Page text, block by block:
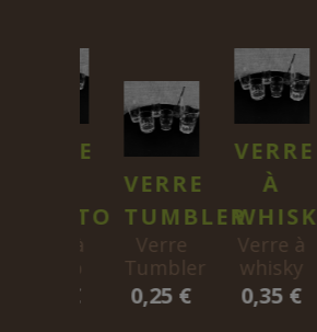
VERRE
TUMBLER
Verre
Tumbler
0,25 €
VERRE
À
WHISKY
Verre à
whisky
0,35 €